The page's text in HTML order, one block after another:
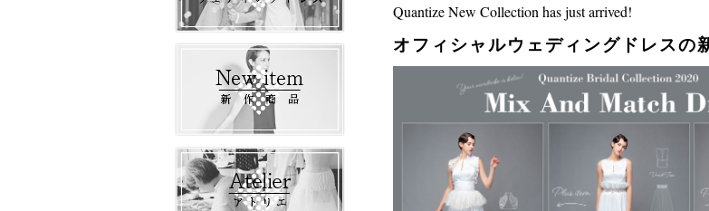
Quantize New Collection has just arrived!
オフィシャルウェディングドレスの